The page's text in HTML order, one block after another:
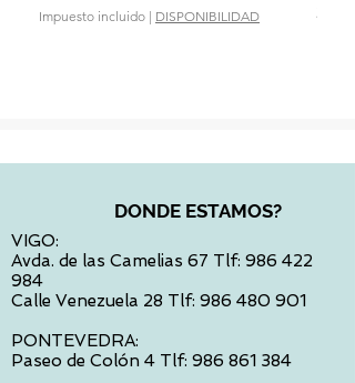
Impuesto incluido | DISPONIBILIDAD
DONDE ESTAMOS?
VIGO:
Avda. de las Camelias 67 Tlf: 986 422
984
Calle Venezuela 28 Tlf: 986 480 901
PONTEVEDRA:
Paseo de Colón 4 Tlf: 986 861 384